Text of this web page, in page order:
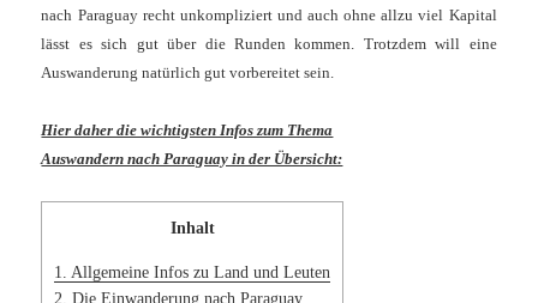
nach Paraguay recht unkompliziert und auch ohne allzu viel Kapital
lässt es sich gut über die Runden kommen. Trotzdem will eine
Auswanderung natürlich gut vorbereitet sein.
Hier daher die wichtigsten Infos zum Thema
Auswandern nach Paraguay in der Übersicht:
Inhalt
1.
Allgemeine Infos zu Land und Leuten
2. Die Einwanderung nach Paraguay